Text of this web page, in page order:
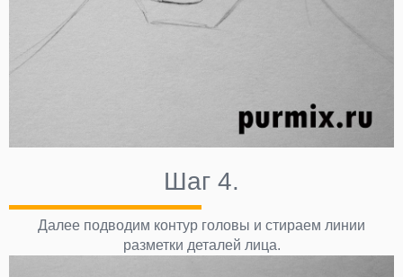
Шаг 4.
Далее подводим контур головы и стираем линии
разметки деталей лица.